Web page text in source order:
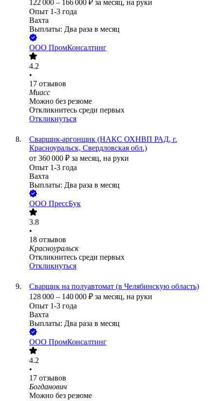
122 000 – 166 000 ₽ за месяц, на руки
Опыт 1-3 года
Вахта
Выплаты: Два раза в месяц
ООО ПромКонсалтинг
4.2
•
17 отзывов
Миасс
Можно без резюме
Откликнитесь среди первых
Откликнуться
Сварщик-аргонщик (НАКС ОХНВП РАД, г.
Красноуральск, Свердловская обл.)
от 360 000 ₽ за месяц, на руки
Опыт 1-3 года
Вахта
Выплаты: Два раза в месяц
ООО ПрессБук
3.8
•
18 отзывов
Красноуральск
Откликнитесь среди первых
Откликнуться
Сварщик на полуавтомат (в Челябинскую область)
128 000 – 140 000 ₽ за месяц, на руки
Опыт 1-3 года
Вахта
Выплаты: Два раза в месяц
ООО ПромКонсалтинг
4.2
•
17 отзывов
Богданович
Можно без резюме